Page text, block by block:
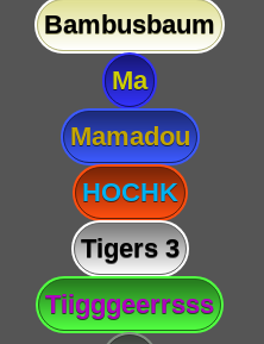
Bambusbaum
Ma
Mamadou
HOCHK
Tigers 3
Tiigggeerrsss